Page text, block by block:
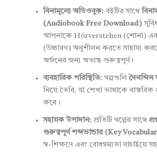
বিনামূল্যে অডিওবুক: বইটির সাথে
(Audiobook Free Download)
আপনাকে Hörverstehen (শোনা)
(উচ্চারণ) অনুশীলন করতে সাহায্য
অর্জনের জন্য অত্যন্ত গুরুত্বপূর্ণ।
ব্যবহারিক পরিস্থিতি: গল্পগুলি দৈনন্দিন
নিয়ে তৈরি, যা শেখা ভাষাকে বাস্তবিক
করে।
সহায়ক উপাদান: প্রতিটি গল্পের সাথে
গুরুত্বপূর্ণ শব্দভান্ডার (Key
স্ব-শিক্ষণে এবং বোধগম্যতা যাচাইয়ে